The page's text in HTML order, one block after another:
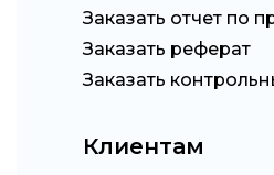
Заказать отчет по
Заказать реферат
Заказать
Клиентам